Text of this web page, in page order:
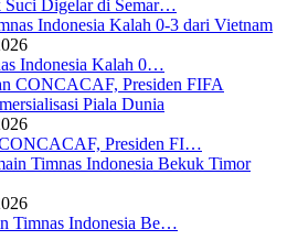
Digelar di Semar…
Indonesia Kalah 0…
Presiden FI…
Timnas Indonesia Be…